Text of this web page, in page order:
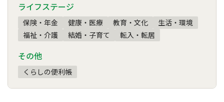
ライフステージ
保険・年金 健康・医療 教育・文化
生活・環境
福祉・介護
結婚・子育て 転入・転居
その他
くらしの便利帳